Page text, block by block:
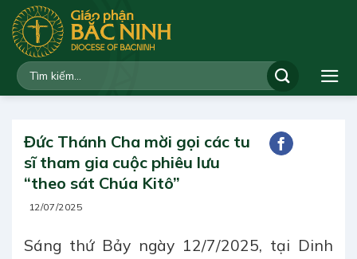
qua
dung
Đức Thánh Cha mời gọi các tu
sĩ tham gia cuộc phiêu lưu
“theo sát Chúa Kitô”
12/07/2025
Sáng thứ Bảy ngày 12/7/2025, tại Dinh